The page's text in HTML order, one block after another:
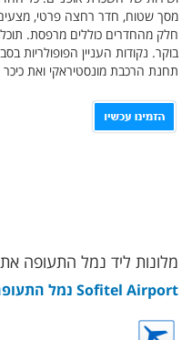
מסך שטוח, חדר רחצה פרטי,
חלק מהחדרים כוללים מרפסת.
בוקר. נקודות העניין הפופולריות
תחנת הרכבת מונסטיראקי ואת כיכר
מלונות ליד נמל התעופה
Sofitel Airport נמל התעופה של אתונה.